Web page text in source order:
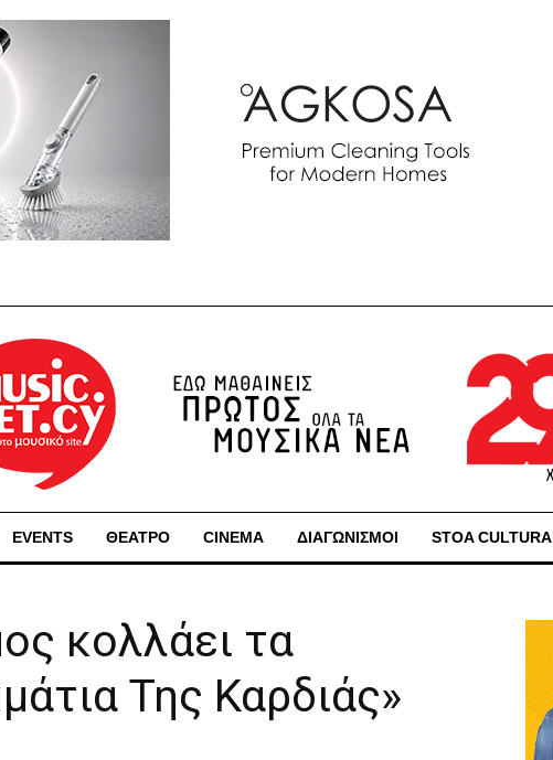
EVENTS ΘΕΑΤΡΟ CINEMA ΔΙΑΓΩΝΙΣΜΟΙ STOA CULTURA
κολλάει τα
Της Καρδιάς»